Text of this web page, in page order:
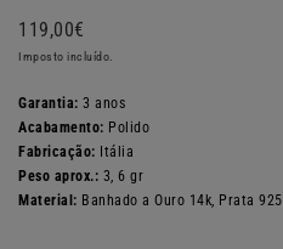
Preço
normal
119,00€
Imposto incluído.
Garantia: 3 anos
Acabamento: Polido
Fabricação: Itália
Peso aprox.: 3, 6 gr
Material: Banhado a Ouro 14k, Prata 925